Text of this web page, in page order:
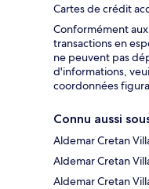
Cartes de crédit
Conformément
transactions en
ne peuvent pas
d'informations,
coordonnées
Connu aussi
Aldemar Cretan
Aldemar Cretan
Aldemar Cretan